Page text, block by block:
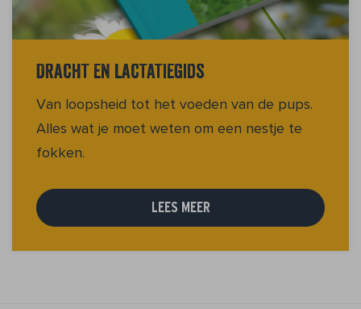
Dracht en lactatiegids
Van loopsheid tot het voeden van de pups.
Alles wat je moet weten om een nestje te
fokken.
LEES MEER